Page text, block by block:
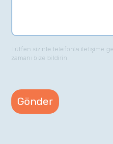
Lütfen sizinle telefonla iletişime
zamanı bize bildirin.